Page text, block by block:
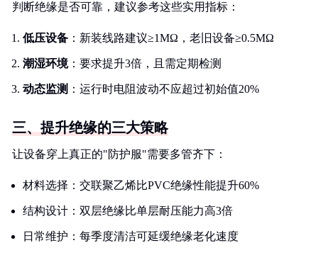
判断绝缘是否可靠，建议参考这些实用指标：
低压设备 ：新装线路建议≥1MΩ，老旧设备≥0.5MΩ
潮湿环境：要求提升3倍，且需定期检测
动态监测 ：运行时电阻波动不应超过初始值20%
三、提升绝缘的三大策略
让设备穿上真正的"防护服"需要多管齐下：
材料选择：交联聚乙烯比PVC绝缘性能提升60%
结构设计：双层绝缘比单层耐压能力高3倍
日常维护：每季度清洁可延缓绝缘老化速度